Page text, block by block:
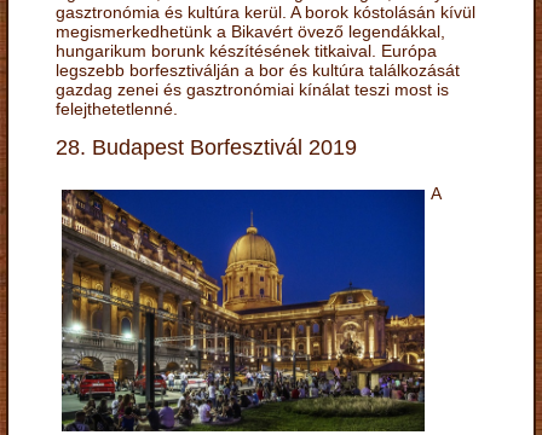
gasztronómia és kultúra kerül. A borok kóstolásán kívül
megismerkedhetünk a Bikavért övező legendákkal,
hungarikum borunk készítésének titkaival. Európa
legszebb borfesztiválján a bor és kultúra találkozását
gazdag zenei és gasztronómiai kínálat teszi most is
felejthetetlenné.
28. Budapest Borfesztivál 2019
A